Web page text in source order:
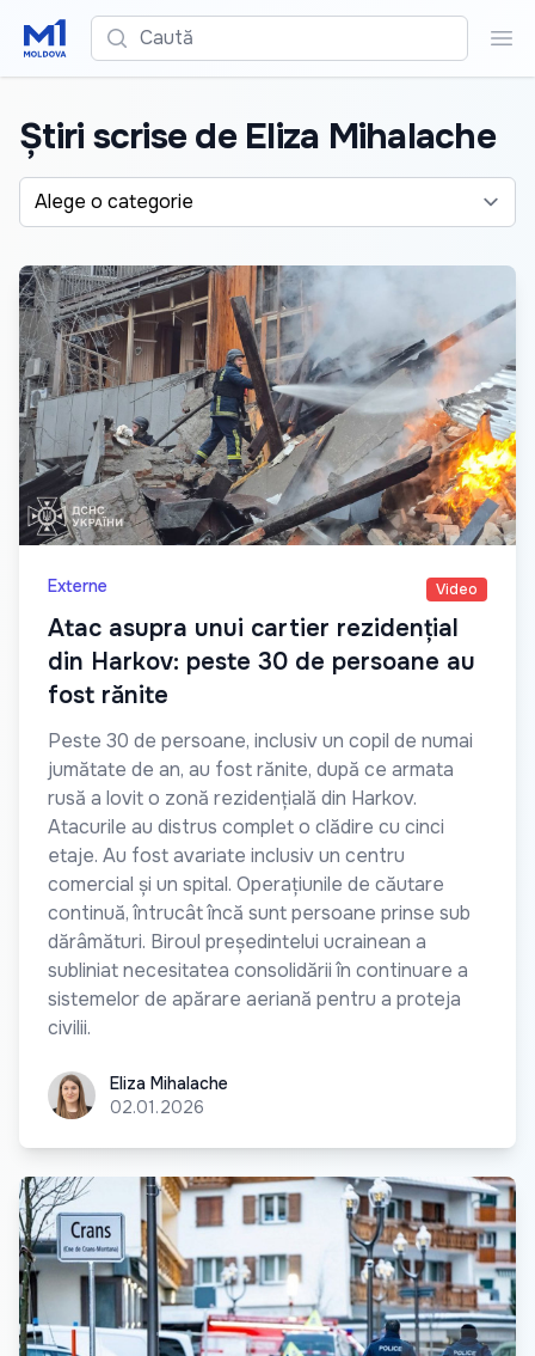
Caută
Știri scrise de Eliza Mihalache
Alege o categorie
Externe Video
Atac asupra unui cartier rezidențial
din Harkov: peste 30 de persoane au
fost rănite
Peste 30 de persoane, inclusiv un copil de numai
jumătate de an, au fost rănite, după ce armata
rusă a lovit o zonă rezidențială din Harkov.
Atacurile au distrus complet o clădire cu cinci
etaje. Au fost avariate inclusiv un centru
comercial și un spital. Operațiunile de căutare
continuă, întrucât încă sunt persoane prinse sub
dărâmături. Biroul președintelui ucrainean a
subliniat necesitatea consolidării în continuare a
sistemelor de apărare aeriană pentru a proteja
civilii.
Eliza Mihalache
Eliza Mihalache
02.01.2026